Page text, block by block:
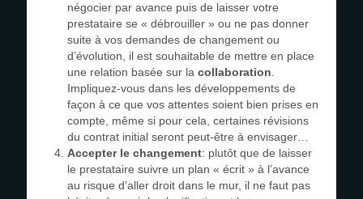
négocier par avance puis de laisser votre
prestataire se « débrouiller » ou ne pas donner
suite à vos demandes de changement ou
d’évolution, il est souhaitable de mettre en place
une relation basée sur la collaboration
Impliquez-vous dans les développements de
façon à ce que vos attentes soient bien prises en
compte, même si pour cela, certaines révisions
du contrat initial seront peut-être à envisager…
Accepter le changement: plutôt que de laisser
le prestataire suivre un plan « écrit » à l’avance
au risque d’aller droit dans le mur, il ne faut pas